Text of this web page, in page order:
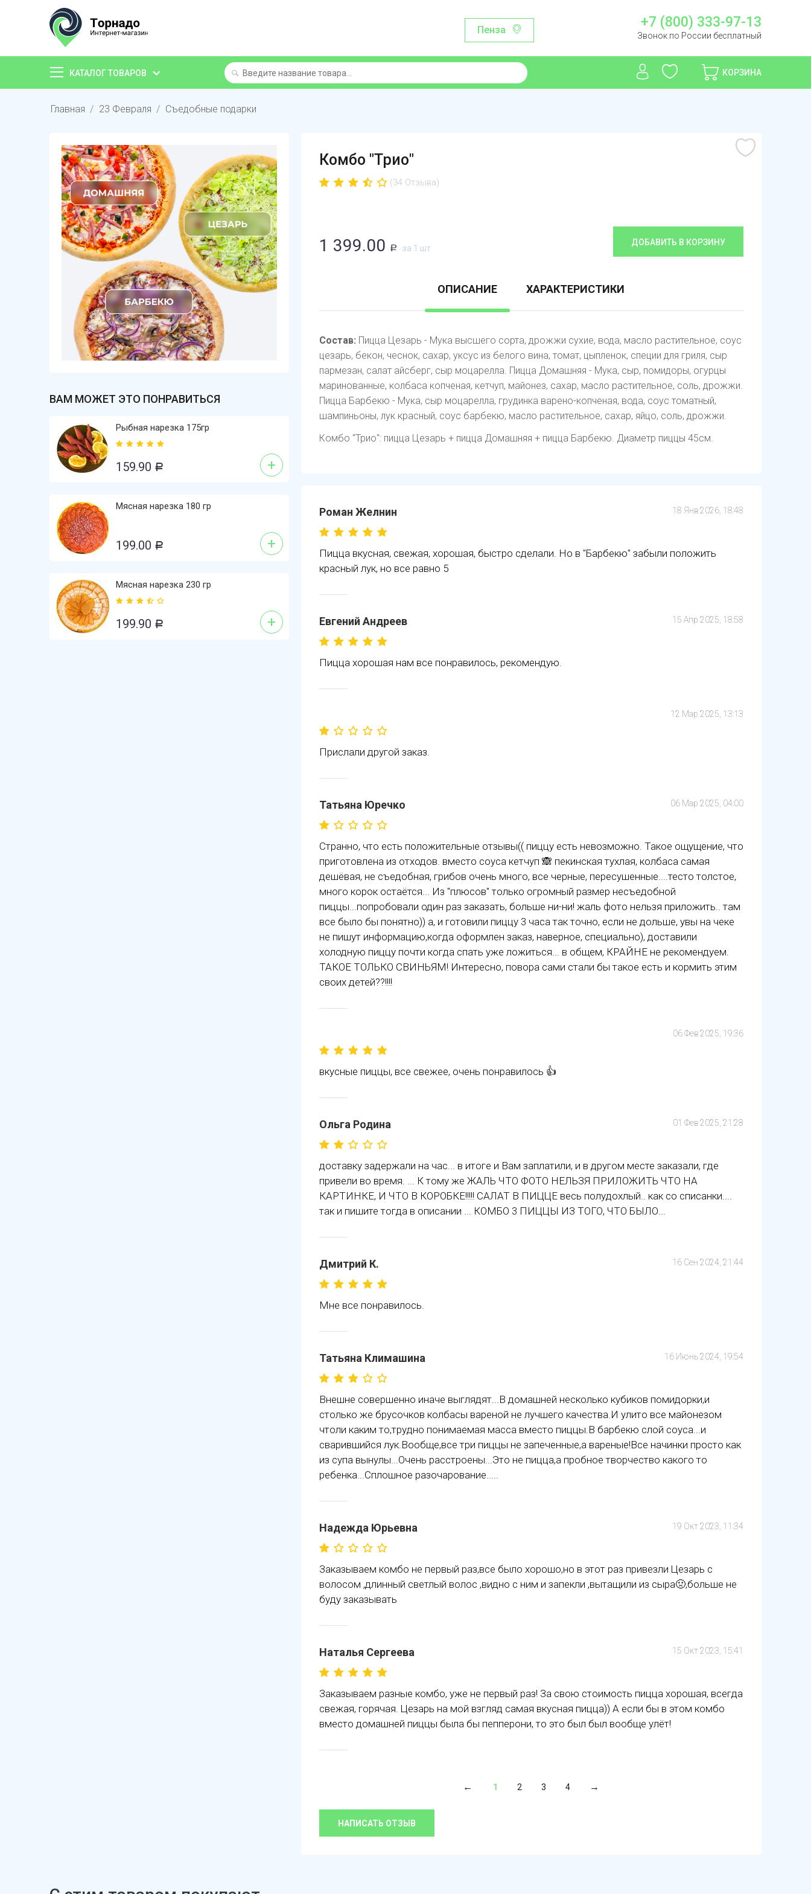
Пенза +7 (800) 333-97-13
Звонок по России бесплатный
КАТАЛОГ ТОВАРОВ КОРЗИНА
Главная / 23 Февраля / Съедобные подарки
ВАМ МОЖЕТ ЭТО ПОНРАВИТЬСЯ
Рыбная нарезка 175гр
159.90 Р +
Мясная нарезка 180 гр
199.00 Р +
Мясная нарезка 230 гр
199.90 Р +
Комбо "Трио"
(34 Отзыва)
1 399.00 Р за 1 шт
ДОБАВИТЬ В КОРЗИНУ
ОПИСАНИЕ ХАРАКТЕРИСТИКИ
Состав: Пицца Цезарь - Мука высшего сорта, дрожжи сухие, вода, масло растительное, соус
цезарь, бекон, чеснок, сахар, уксус из белого вина, томат, цыпленок, специи для гриля, сыр
пармезан, салат айсберг, сыр моцарелла. Пицца Домашняя - Мука, сыр, помидоры, огурцы
маринованные, колбаса копченая, кетчуп, майонез, сахар, масло растительное, соль, дрожжи.
Пицца Барбекю - Мука, сыр моцарелла, грудинка варено-копченая, вода, соус томатный,
шампиньоны, лук красный, соус барбекю, масло растительное, сахар, яйцо, соль, дрожжи.
Комбо "Трио": пицца Цезарь + пицца Домашняя + пицца Барбекю. Диаметр пиццы 45см.
Роман Желнин 18 Янв 2026, 18:48
Пицца вкусная, свежая, хорошая, быстро сделали. Но в "Барбекю" забыли положить
красный лук, но все равно 5
Евгений Андреев 15 Апр 2025, 18:58
Пицца хорошая нам все понравилось, рекомендую.
12 Мар 2025, 13:13
Прислали другой заказ.
Татьяна Юречко 06 Мар 2025, 04:00
Странно, что есть положительные отзывы(( пиццу есть невозможно. Такое ощущение, что
приготовлена из отходов. вместо соуса кетчуп 🙈 пекинская тухлая, колбаса самая
дешёвая, не съедобная, грибов очень много, все черные, пересушенные....тесто толстое,
много корок остаётся... Из "плюсов" только огромный размер несъедобной
пиццы...попробовали один раз заказать, больше ни-ни! жаль фото нельзя приложить.. там
все было бы понятно)) а, и готовили пиццу 3 часа так точно, если не дольше, увы на чеке
не пишут информацию,когда оформлен заказ, наверное, специально), доставили
холодную пиццу почти когда спать уже ложиться... в общем, КРАЙНЕ не рекомендуем.
ТАКОЕ ТОЛЬКО СВИНЬЯМ! Интересно, повора сами стали бы такое есть и кормить этим
своих детей??!!!!
06 Фев 2025, 19:36
вкусные пиццы, все свежее, очень понравилось 👍
Ольга Родина 01 Фев 2025, 21:28
доставку задержали на час... в итоге и Вам заплатили, и в другом месте заказали, где
привели во время. ... К тому же ЖАЛЬ ЧТО ФОТО НЕЛЬЗЯ ПРИЛОЖИТЬ ЧТО НА
КАРТИНКЕ, И ЧТО В КОРОБКЕ!!!!! САЛАТ В ПИЦЦЕ весь полудохлый.. как со списанки....
так и пишите тогда в описании ... КОМБО 3 ПИЦЦЫ ИЗ ТОГО, ЧТО БЫЛО...
Дмитрий К. 16 Сен 2024, 21:44
Мне все понравилось.
Татьяна Климашина 16 Июнь 2024, 19:54
Внешне совершенно иначе выглядят...В домашней несколько кубиков помидорки,и
столько же брусочков колбасы вареной не лучшего качества.И улито все майонезом
чтоли каким то,трудно понимаемая масса вместо пиццы.В барбекю слой соуса...и
сварившийся лук.Вообще,все три пиццы не запеченные,а вареные!Все начинки просто как
из супа вынулы...Очень расстроены...Это не пицца,а пробное творчество какого то
ребенка...Сплошное разочарование.....
Надежда Юрьевна 19 Окт 2023, 11:34
Заказываем комбо не первый раз,все было хорошо,но в этот раз привезли Цезарь с
волосом ,длинный светлый волос ,видно с ним и запекли ,вытащили из сыра🤢,больше не
буду заказывать
Наталья Сергеева 15 Окт 2023, 15:41
Заказываем разные комбо, уже не первый раз! За свою стоимость пицца хорошая, всегда
свежая, горячая. Цезарь на мой взгляд самая вкусная пицца)) А если бы в этом комбо
вместо домашней пиццы была бы пепперони, то это был был вообще улёт!
1 2 3 4
НАПИСАТЬ ОТЗЫВ